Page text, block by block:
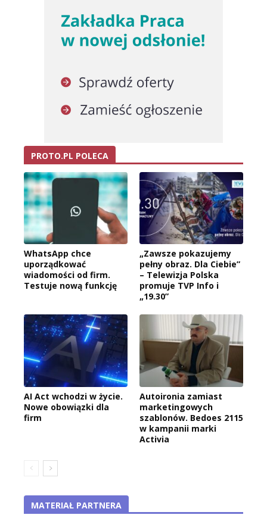
PROTO.PL POLECA
WhatsApp chce
uporządkować
wiadomości od firm.
Testuje nową funkcję
„Zawsze pokazujemy
pełny obraz. Dla Ciebie”
– Telewizja Polska
promuje TVP Info i
„19.30”
AI Act wchodzi w życie.
Nowe obowiązki dla
firm
Autoironia zamiast
marketingowych
szablonów. Bedoes 2115
w kampanii marki
Activia
MATERIAŁ PARTNERA